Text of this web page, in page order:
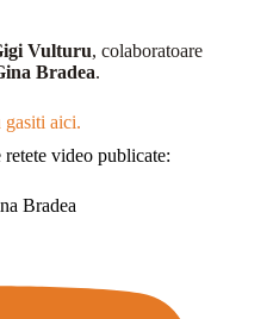
Vulturu, colaboratoare
Bradea.
aici.
video publicate:
Bradea